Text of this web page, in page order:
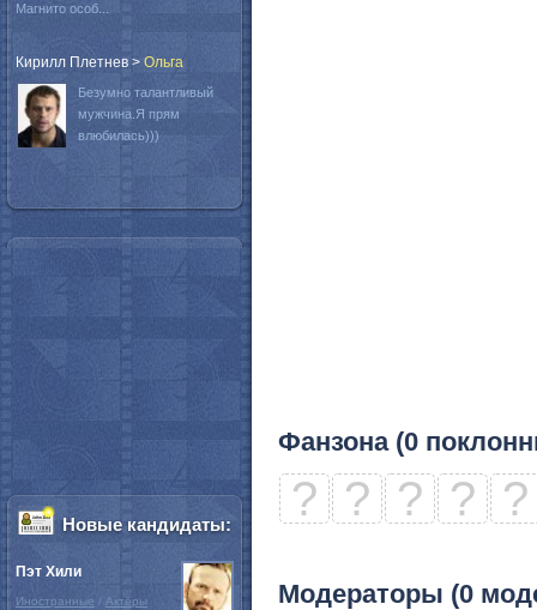
Фанзона (0
? ? ? ? ?
Модераторы (0
Магнито особ...
Кирилл Плетнев > Oльга
Безумно талантливый
мужчина.Я прям
влюбилась)))
Новые кандидаты:
Пэт Хили
Иностранные / Актёры